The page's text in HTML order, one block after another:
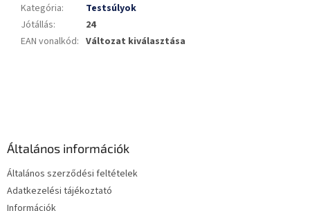
Kategória:
Testsúlyok
Jótállás:
24
EAN vonalkód: Változat kiválasztása
Általános információk
Általános szerződési feltételek
Adatkezelési tájékoztató
Információk